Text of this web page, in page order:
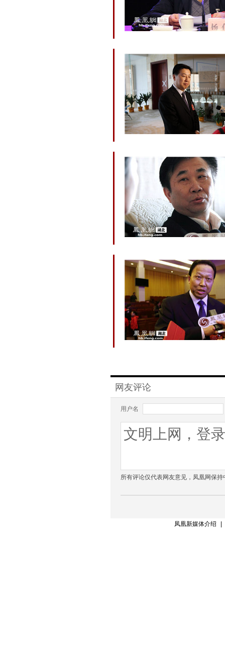
网友评论
用户名
所有评论仅代表网友意见，凤凰网保持
凤凰新媒体介绍